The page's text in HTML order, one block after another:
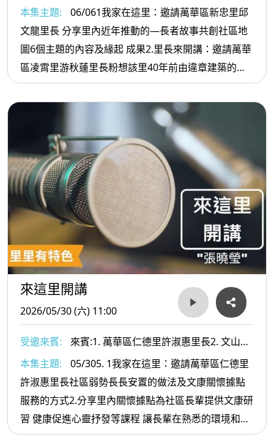
區凌霄里游秋蓮里長
本集主題:
06/061我家在這里：邀請萬華區新忠里邱
文龍里長 分享里內近年推動的—長者故事共創社區地
圖6個主題的內容及緣起 成果2.里長來開講：邀請萬華
區凌霄里游秋蓮里長粉想該里40年前由違章建築的矮
舊房舍房改建國宅及大家如何在有限的空間規劃各項
文康課程凝聚情感的過程經驗
來這里開講
2026/05/30 (六) 11:00
受邀來賓:
來賓:1. 萬華區仁德里許淑惠里長2. 文山區
萬祥里張紅木里長
本集主題:
05/305. 1我家在這里：邀請萬華區仁德里
許淑惠里長社區弱勢長長安置的做法及文康關懷據點
服務的方式2.分享里內關懷據點為社區長輩提供文康研
習 健康促進心靈抒發等課程 讓長輩在熟悉的環境和一
群老朋友一起變老6. 里長來開講：邀請:文山區萬祥里